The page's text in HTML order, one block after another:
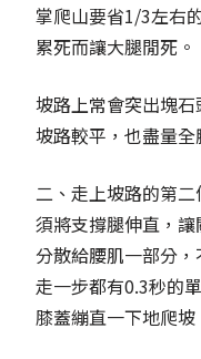
掌爬山要省1/3左右
累死而讓大腿閒死。
坡路上常會突出塊
坡路較平，也盡量全
二、走上坡路的第
須將支撐腿伸直，
分散給腰肌一部分
走一步都有0.3秒的
膝蓋繃直一下地爬